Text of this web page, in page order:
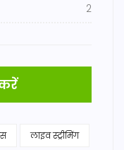
2
लाइव स्ट्रीमिंग